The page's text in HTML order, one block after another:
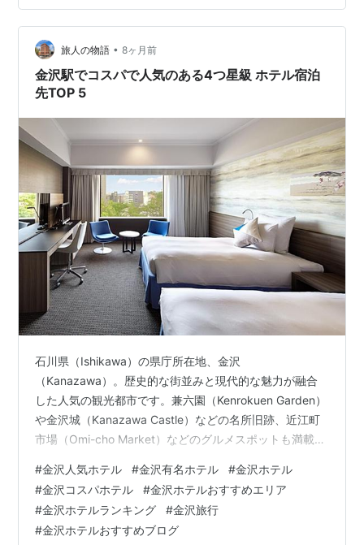
雰囲気。 主張しすぎない空間だからこそ、旅の疲れを癒
やし、自分らしい時間を取り戻すことができます。 広々
としたリビングのコンセプトは、深呼吸したくなるよう
な心地よい「余白」。 日常の慌ただしさを忘れ、ゆった
りとした…
旅人の物語 • 8ヶ月前
金沢駅でコスパで人気のある4つ星級 ホテル宿泊
先TOP 5
石川県（Ishikawa）の県庁所在地、金沢
（Kanazawa）。歴史的な街並みと現代的な魅力が融合
した人気の観光都市です。兼六園（Kenrokuen Garden）
や金沢城（Kanazawa Castle）などの名所旧跡、近江町
市場（Omi-cho Market）などのグルメスポットも満載
（Kanazawa）での旅行をより快適にする、おすすめの4
つ星ホテルを厳選してご紹介いたします。 確実な価格保
証！ Agoda 最安値で安心予約 Agodaは最低価格保障制
で旅行客が安心して宿を予約できるようサポートしま
#金沢人気ホテル #金沢有名ホテル #金沢ホテル
#金沢コスパホテル #金沢ホテルおすすめエリア
#金沢ホテルランキング #金沢旅行
#金沢ホテルおすすめブログ